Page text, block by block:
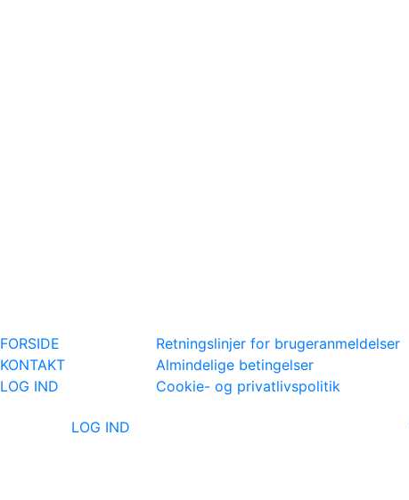
FORSIDE
KONTAKT
LOG IND
Retningslinjer for brugeranmeldelser
Almindelige betingelser
Cookie- og privatlivspolitik
LOG IND